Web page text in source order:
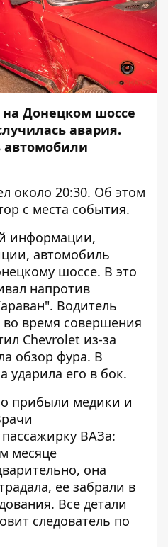
Донецком шоссе
авария.
автомобили
около 20:30. Об этом
с места события.
информации,
автомобиль
шоссе. В это
напротив
Водитель
во время совершения
Chevrolet из-за
обзор фура. В
ударила его в бок.
прибыли медики и
ВАЗа:
месяце
она
ее забрали в
Все детали
следователь по